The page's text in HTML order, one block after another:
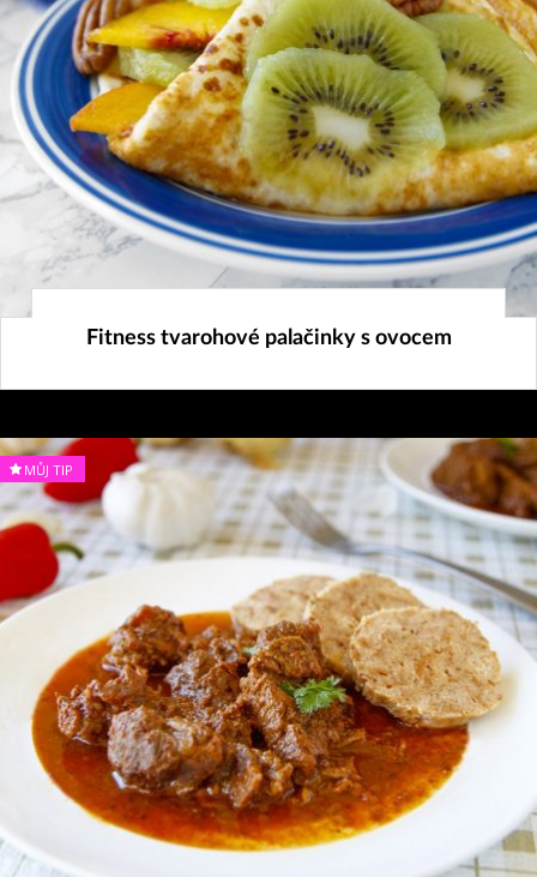
13. 8. 2024
Fitness tvarohové palačinky s ovocem
MŮJ TIP